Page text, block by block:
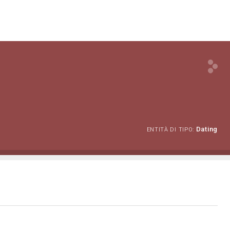
ENTITÀ DI TIPO: Dating